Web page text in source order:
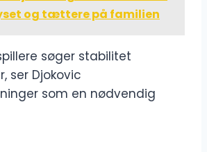
og tættere på familien
søger stabilitet
ser Djokovic
som en nødvendig